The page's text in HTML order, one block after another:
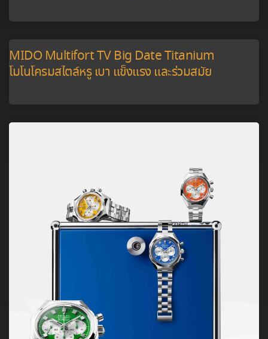
MIDO Multifort TV Big Date Titanium
โมโนโครมสไตล์หรู เบา แข็งแรง และร่วมสมัย